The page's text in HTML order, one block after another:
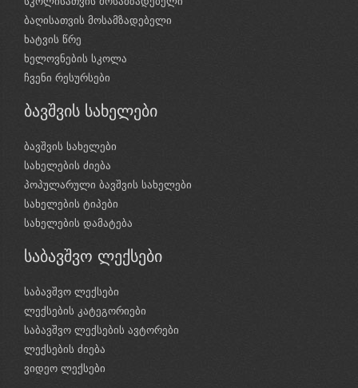
ბაღისათვის მოსამზადებელი
ხატვის წრე
ხელოვნების სკოლა
ჩვენი რესურსები
ბავშვის სახელები
ბავშვის სახელები
სახელების ძიება
პოპულარული ბავშვის სახელები
სახელების ტიპები
სახელების დამატება
საბავშვო ლექსები
საბავშვო ლექსები
ლექსების კატეგორიები
საბავშვო ლექსების ავტორები
ლექსების ძიება
ვიდეო ლექსები